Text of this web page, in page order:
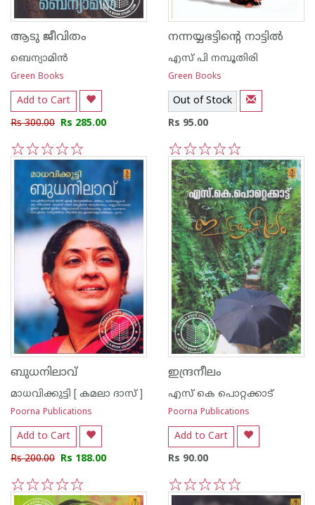
ആടു ജീവിതം
ബെന്യാമിന്‍
Green Books
Add to Cart
Rs 300.00 Rs 285.00
5
4
3
2
1
നന്നയ്യഭട്ടിന്റെ നാട്ടില്‍
എസ് പി നമ്പൂതിരി
Green Books
Out of Stock
Rs 95.00
5
4
3
2
1
ബുധനിലാവ്
മാധവിക്കുട്ടി [ കമലാ ദാസ് ]
Poorna Publications
Add to Cart
Rs 200.00 Rs 188.00
5
4
3
2
1
ഇന്ദ്രനീലം
എസ്‌ കെ പൊറ്റക്കാട്‌
Poorna Publications
Add to Cart
Rs 90.00
5
4
3
2
1